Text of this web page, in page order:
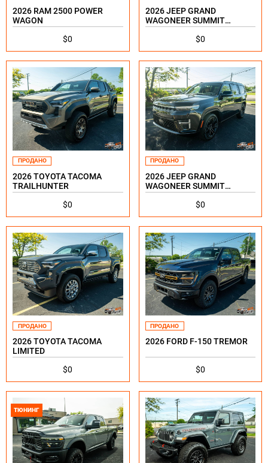
2026 RAM 2500 POWER
WAGON
$0
2026 JEEP GRAND
WAGONEER SUMMIT
RESERVE
$0
ПРОДАНО
2026 TOYOTA TACOMA
TRAILHUNTER
$0
ПРОДАНО
2026 JEEP GRAND
WAGONEER SUMMIT
RESERVE
$0
ПРОДАНО
2026 TOYOTA TACOMA
LIMITED
$0
ПРОДАНО
2026 FORD F-150 TREMOR
$0
ТЮНИНГ